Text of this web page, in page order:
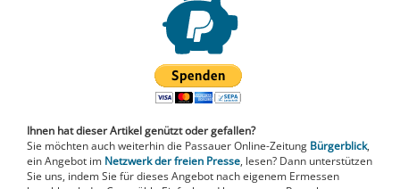
Ihnen hat dieser Artikel genützt oder gefallen?
Sie möchten auch weiterhin die Passauer Online-Zeitung Bürgerblick,
ein Angebot im Netzwerk der freien Presse, lesen? Dann unterstützen
Sie uns, indem Sie für dieses Angebot nach eigenem Ermessen